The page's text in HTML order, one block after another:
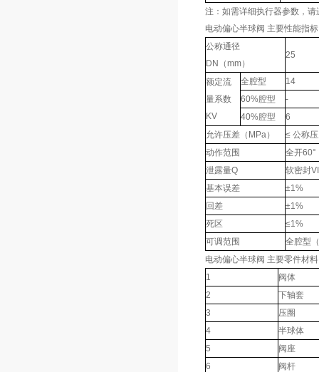
注：如需详细执行器参数，
电动偏心半球阀 主要性能指标
公称通径
DN（mm）
25
额定流
量系数
KV
全腔型
14
60%腔型
-
40%腔型
6
允许压差（MPa）
≤ 公称
动作范围
全开60°
泄露量Q
软密封
基本误差
±1%
回差
±1%
死区
≤1%
可调范围
全腔型
电动偏心半球阀 主要零件材料
1
阀体
2
下轴套
3
压圈
4
半球体
5
阀座
6
阀杆